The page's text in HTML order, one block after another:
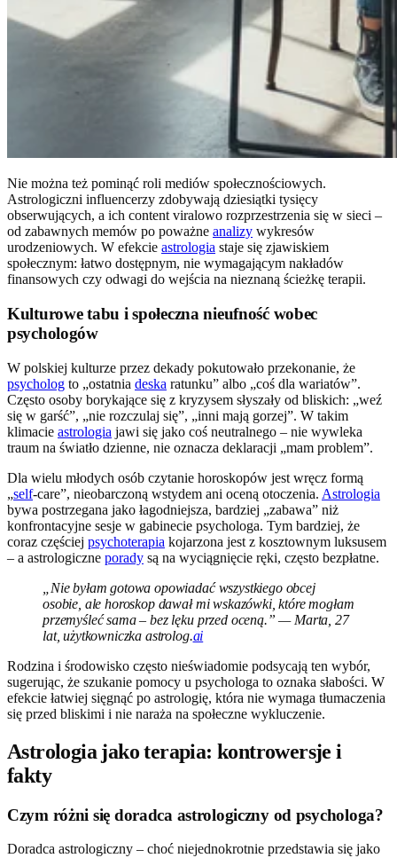
Nie można też pominąć roli mediów społecznościowych.
Astrologiczni influencerzy zdobywają dziesiątki tysięcy
obserwujących, a ich content viralowo rozprzestrzenia się w sieci –
od zabawnych memów po poważne analizy wykresów
urodzeniowych. W efekcie astrologia staje się zjawiskiem
społecznym: łatwo dostępnym, nie wymagającym nakładów
finansowych czy odwagi do wejścia na nieznaną ścieżkę terapii.
Kulturowe tabu i społeczna nieufność wobec
psychologów
W polskiej kulturze przez dekady pokutowało przekonanie, że
psycholog to „ostatnia deska ratunku” albo „coś dla wariatów”.
Często osoby borykające się z kryzysem słyszały od bliskich: „weź
się w garść”, „nie rozczulaj się”, „inni mają gorzej”. W takim
klimacie astrologia jawi się jako coś neutralnego – nie wywleka
traum na światło dzienne, nie oznacza deklaracji „mam problem”.
Dla wielu młodych osób czytanie horoskopów jest wręcz formą
„self-care”, nieobarczoną wstydem ani oceną otoczenia. Astrologia
bywa postrzegana jako łagodniejsza, bardziej „zabawa” niż
konfrontacyjne sesje w gabinecie psychologa. Tym bardziej, że
coraz częściej psychoterapia kojarzona jest z kosztownym luksusem
– a astrologiczne porady są na wyciągnięcie ręki, często bezpłatne.
„Nie byłam gotowa opowiadać wszystkiego obcej
osobie, ale horoskop dawał mi wskazówki, które mogłam
przemyśleć sama – bez lęku przed oceną.” — Marta, 27
lat, użytkowniczka astrolog.ai
Rodzina i środowisko często nieświadomie podsycają ten wybór,
sugerując, że szukanie pomocy u psychologa to oznaka słabości. W
efekcie łatwiej sięgnąć po astrologię, która nie wymaga tłumaczenia
się przed bliskimi i nie naraża na społeczne wykluczenie.
Astrologia jako terapia: kontrowersje i
fakty
Czym różni się doradca astrologiczny od psychologa?
Doradca astrologiczny – choć niejednokrotnie przedstawia się jako